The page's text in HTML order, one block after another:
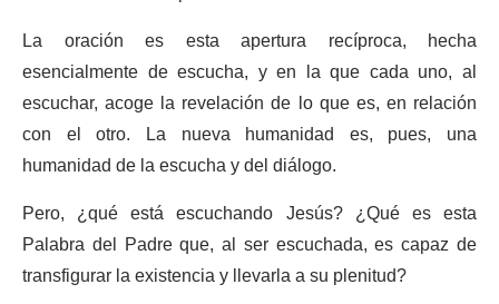
La oración es esta apertura recíproca, hecha
esencialmente de escucha, y en la que cada uno, al
escuchar, acoge la revelación de lo que es, en relación
con el otro. La nueva humanidad es, pues, una
humanidad de la escucha y del diálogo.
Pero, ¿qué está escuchando Jesús? ¿Qué es esta
Palabra del Padre que, al ser escuchada, es capaz de
transfigurar la existencia y llevarla a su plenitud?